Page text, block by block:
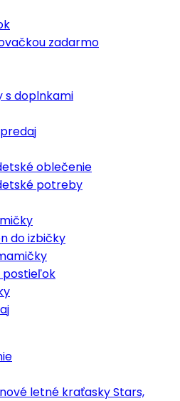
zadarmo
s doplnkami
oblečenie
potreby
do izbičky
postieľok
letné kraťasky Stars,